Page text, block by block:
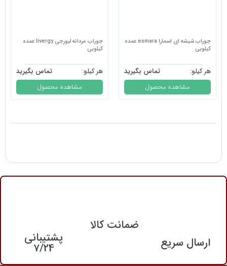
جوراب شیشه ای اسمارا esmara عمده
کیلویی
هر کیلو:
تماس بگیرید
مشاهده محصول
جوراب مردانه لیورجی livergy عمده
کیلویی
هر کیلو:
تماس بگیرید
مشاهده محصول
ارسال سریع
ضمانت کالا
پشتیبانی
7/24